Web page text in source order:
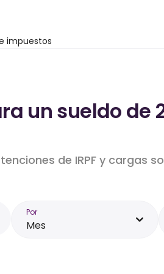
impuestos
un sueldo
de IRPF y cargas
Por
Mes